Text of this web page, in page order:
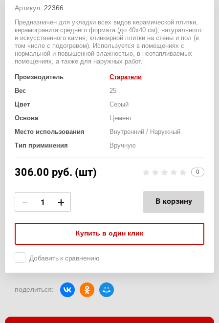
Артикул: 22366
Предназначен для укладки всех видов керамической плитки,
керамогранита среднего формата (до 40х40 см), натурального
и искусственного камня, клинкерной плитки на стены и пол (в
том числе с подогревом). Используется в помещениях с
нормальной и повышенной влажностью, в неотапливаемых
помещениях, а также для наружных работ.
Производитель
Старатели
Вес
25
Цвет
Серый
Основа
Цемент
Место использования
Внутренний / Наружный
Тип приминения
Вручную
306.00 руб. (шт) 0
− + В корзину
Купить в один клик
Добавить к сравнению
поделиться: